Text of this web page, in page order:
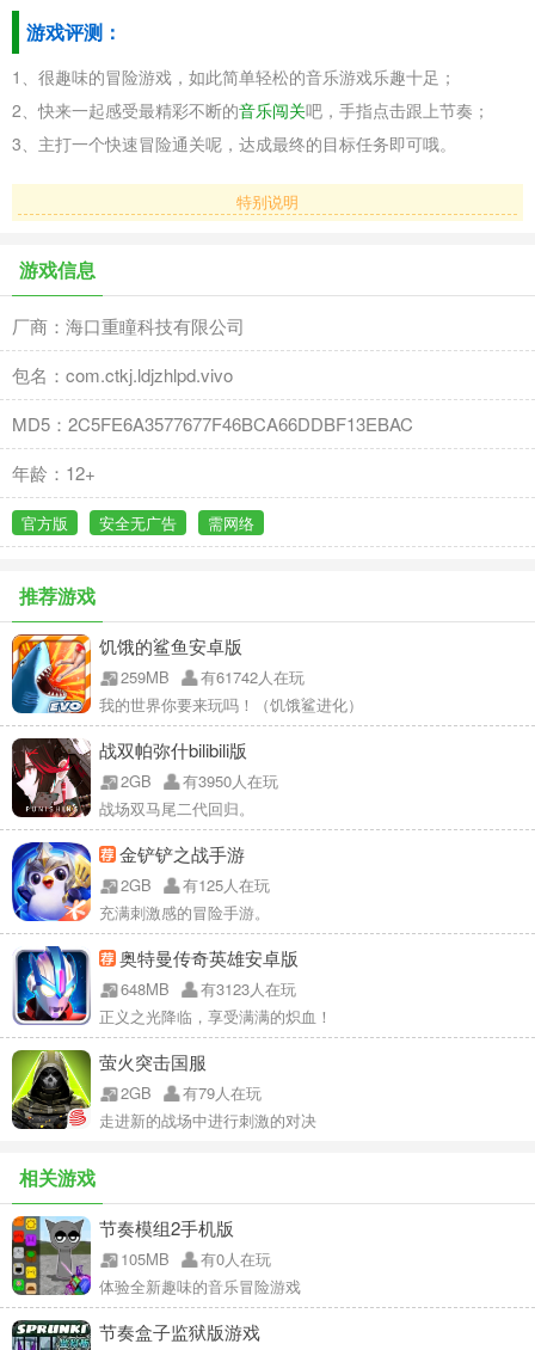
游戏评测：
1、很趣味的冒险游戏，如此简单轻松的音乐游戏乐趣十足；
2、快来一起感受最精彩不断的音乐闯关吧，手指点击跟上节奏；
3、主打一个快速冒险通关呢，达成最终的目标任务即可哦。
特别说明
游戏信息
厂商：海口重瞳科技有限公司
包名：com.ctkj.ldjzhlpd.vivo
MD5：2C5FE6A3577677F46BCA66DDBF13EBAC
年龄：12+
官方版 安全无广告 需网络
推荐游戏
饥饿的鲨鱼安卓版
259MB
有61742人在玩
我的世界你要来玩吗！（饥饿鲨进化）
战双帕弥什bilibili版
2GB
有3950人在玩
战场双马尾二代回归。
金铲铲之战手游
2GB
有125人在玩
充满刺激感的冒险手游。
奥特曼传奇英雄安卓版
648MB
有3123人在玩
正义之光降临，享受满满的炽血！
萤火突击国服
2GB
有79人在玩
走进新的战场中进行刺激的对决
相关游戏
节奏模组2手机版
105MB
有0人在玩
体验全新趣味的音乐冒险游戏
节奏盒子监狱版游戏